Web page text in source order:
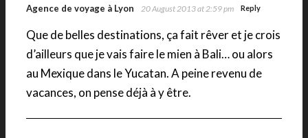
Agence de voyage à Lyon 20 August 2013 at 2:59 pm Reply
Que de belles destinations, ça fait rêver et je crois
d’ailleurs que je vais faire le mien à Bali… ou alors
au Mexique dans le Yucatan. A peine revenu de
vacances, on pense déjà à y être.